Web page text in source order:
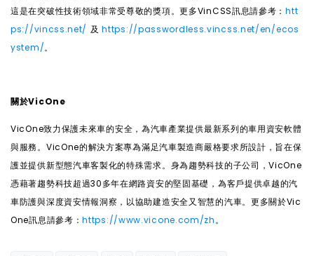
這是在突破性技術領域非常受尊敬的獎項。更多VinCSS訊息請參考：htt
ps://vincss.net/ 及https://passwordless.vincss.net/en/ecos
ystem/。
關於VicOne
VicOne致力保護未來車的安全，為汽車產業提供最新系列的車用資安軟體
與服務。VicOne的解決方案專為滿足汽車製造商嚴格要求所設計，旨在保
護並提供新型態汽車客製化的特殊需求。身為趨勢科技的子公司，VicOne
憑藉著趨勢科技超過30多年在網路資安的堅固基礎，為客戶提供卓越的汽
車防護與深度資安情報洞察，以協助建造安全又智慧的汽車。更多關於Vic
One訊息請參考：https://www.vicone.com/zh。